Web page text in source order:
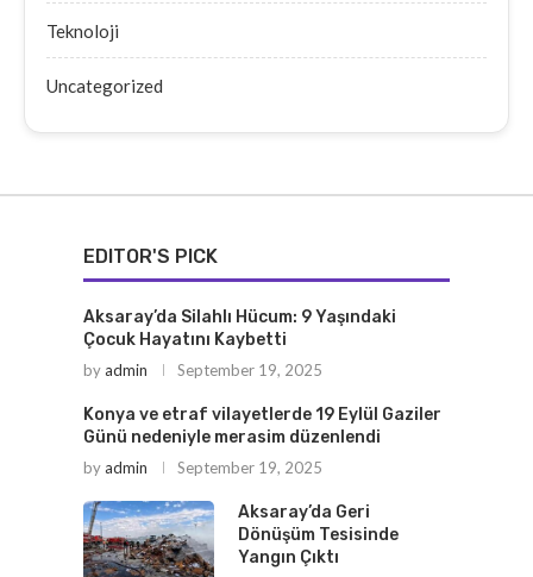
Teknoloji
Uncategorized
EDITOR'S PICK
Aksaray’da Silahlı Hücum: 9 Yaşındaki
Çocuk Hayatını Kaybetti
byadmin September 19, 2025
Konya ve etraf vilayetlerde 19 Eylül Gaziler
Günü nedeniyle merasim düzenlendi
byadmin September 19, 2025
Aksaray’da Geri
Dönüşüm Tesisinde
Yangın Çıktı